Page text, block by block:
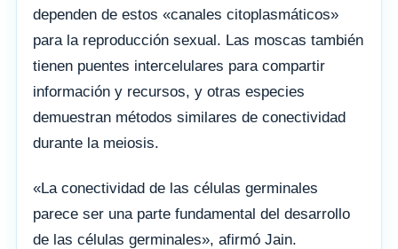
dependen de estos «canales citoplasmáticos»
para la reproducción sexual. Las moscas también
tienen puentes intercelulares para compartir
información y recursos, y otras especies
demuestran métodos similares de conectividad
durante la meiosis.
«La conectividad de las células germinales
parece ser una parte fundamental del desarrollo
de las células germinales», afirmó Jain.